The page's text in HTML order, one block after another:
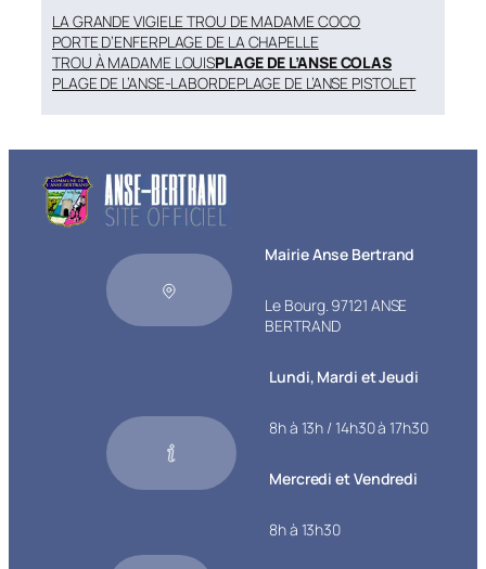
LA GRANDE VIGIELE TROU DE MADAME COCO
PORTE D’ENFERPLAGE DE LA CHAPELLE
TROU À MADAME LOUISPLAGE DE L’ANSE COLAS
PLAGE DE L’ANSE-LABORDEPLAGE DE L’ANSE PISTOLET
Mairie Anse Bertrand
Le Bourg. 97121 ANSE
BERTRAND
Lundi, Mardi et Jeudi
8h à 13h / 14h30 à 17h30
Mercredi et Vendredi
8h à 13h30